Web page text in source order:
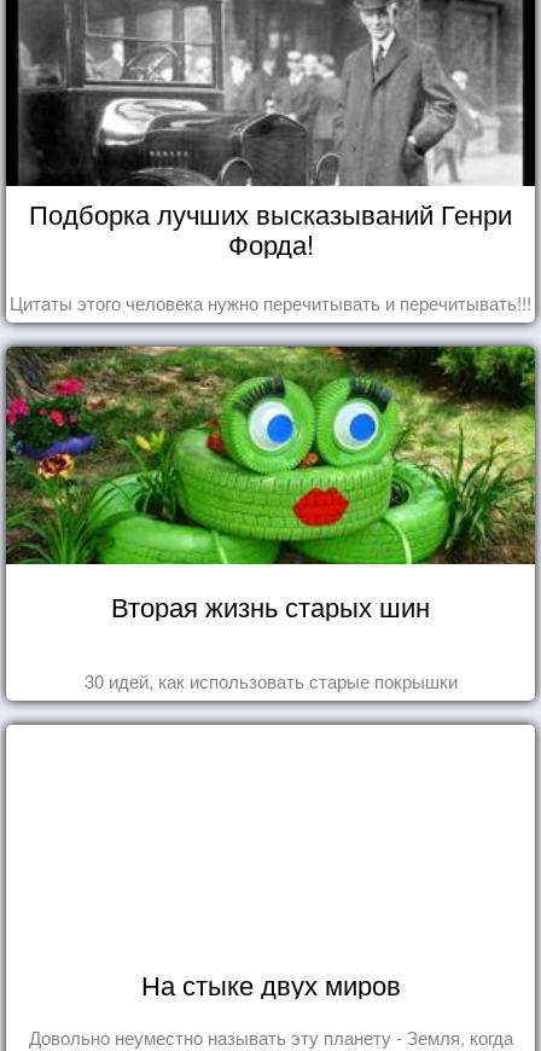
Подборка лучших высказываний Генри
Форда!
Цитаты этого человека нужно перечитывать и перечитывать!!!
Вторая жизнь старых шин
30 идей, как использовать старые покрышки
На стыке двух миров
Довольно неуместно называть эту планету - Земля, когда